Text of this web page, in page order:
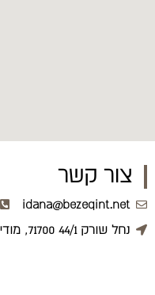
צור קשר
idana@bezeqint.net
נחל שורק 44/1 71700, מודיעין, מכבים-רעות